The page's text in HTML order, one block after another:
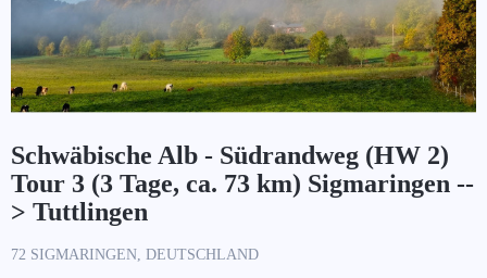
Schwäbische Alb - Südrandweg (HW 2)
Tour 3 (3 Tage, ca. 73 km) Sigmaringen --
> Tuttlingen
72 SIGMARINGEN, DEUTSCHLAND